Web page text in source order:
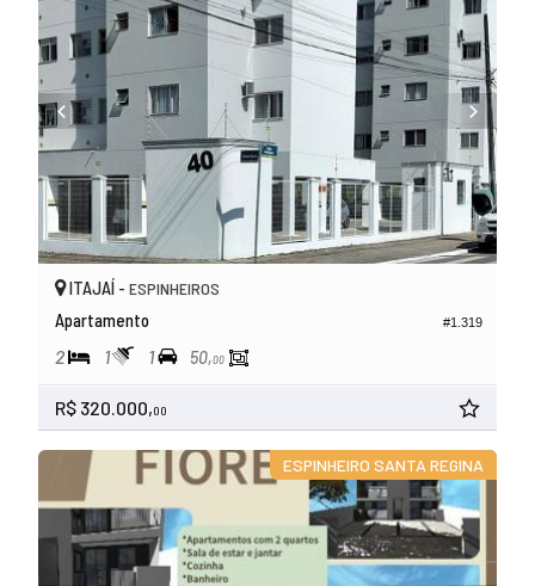
#1.319
ITAJAÍ - ESPINHEIROS
Apartamento
2 1 1 50,00
R$ 320.000,00
ESPINHEIRO SANTA REGINA